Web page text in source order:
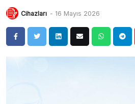
Cihazları - 16 Mayıs 2026